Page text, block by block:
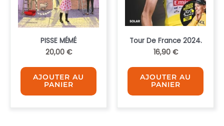
PISSE MÉMÉ
20,00 €
AJOUTER AU
PANIER
Tour De France 2024.
16,90 €
AJOUTER AU
PANIER